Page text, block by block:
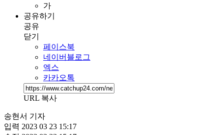
가
공유하기
공유
닫기
페이스북
네이버블로그
엑스
카카오톡
URL 복사
송현서 기자
입력 2023 03 23 15:17